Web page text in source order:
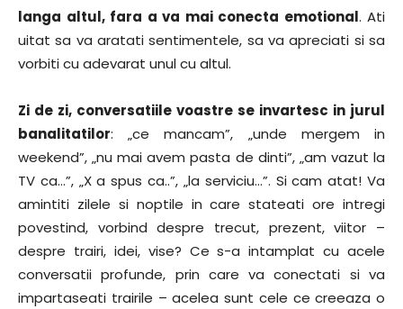
langa altul, fara a va mai conecta emotional. Ati
uitat sa va aratati sentimentele, sa va apreciati si sa
vorbiti cu adevarat unul cu altul.
Zi de zi, conversatiile voastre se invartesc in jurul
banalitatilor: „ce mancam”, „unde mergem in
weekend”, „nu mai avem pasta de dinti”, „am vazut la
TV ca…”, „X a spus ca..”, „la serviciu…”. Si cam atat! Va
amintiti zilele si noptile in care stateati ore intregi
povestind, vorbind despre trecut, prezent, viitor –
despre trairi, idei, vise? Ce s-a intamplat cu acele
conversatii profunde, prin care va conectati si va
impartaseati trairile – acelea sunt cele ce creeaza o